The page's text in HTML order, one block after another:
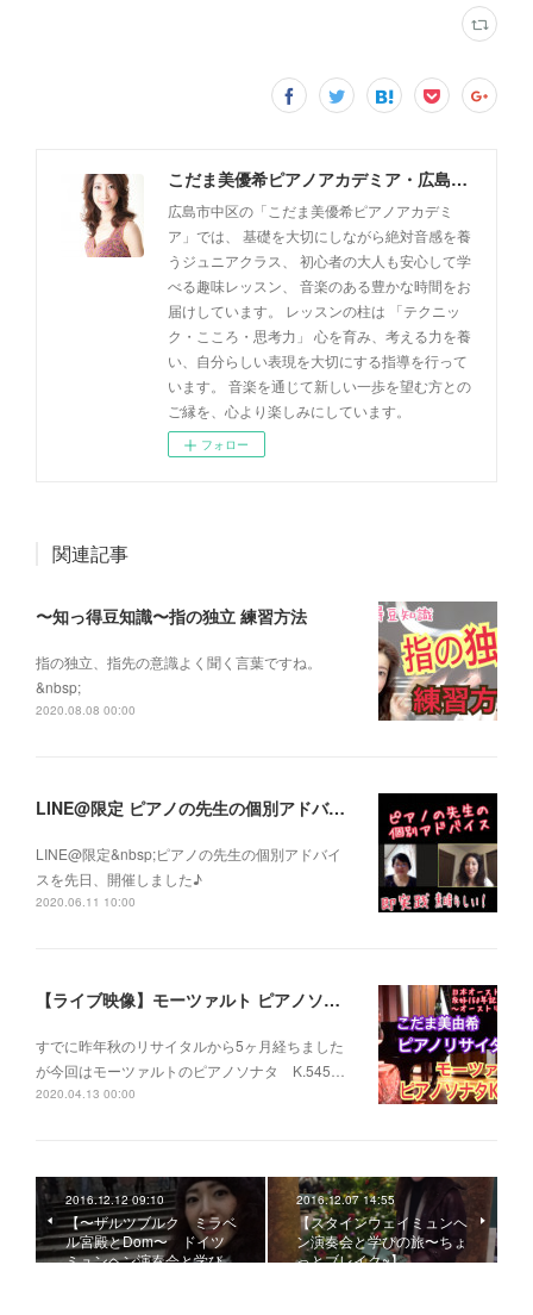
こだま美優希ピアノアカデミア・広島市中区
広島市中区の「こだま美優希ピアノアカデミ
ア」では、 基礎を大切にしながら絶対音感を養
うジュニアクラス、 初心者の大人も安心して学
べる趣味レッスン、 音楽のある豊かな時間をお
届けしています。 レッスンの柱は 「テクニッ
ク・こころ・思考力」 心を育み、考える力を養
い、自分らしい表現を大切にする指導を行って
います。 音楽を通じて新しい一歩を望む方との
ご縁を、心より楽しみにしています。
フォロー
関連記事
〜知っ得豆知識〜指の独立 練習方法
指の独立、指先の意識よく聞く言葉ですね。
&nbsp;
2020.08.08 00:00
LINE@限定 ピアノの先生の個別アドバイス開催しました
LINE@限定&nbsp;ピアノの先生の個別アドバイ
スを先日、開催しました♪
2020.06.11 10:00
【ライブ映像】モーツァルト ピアノソナタ K.545 こだま美由希ピアノリサイタルより
すでに昨年秋のリサイタルから5ヶ月経ちました
が今回はモーツァルトのピアノソナタ K.545…
2020.04.13 00:00
2016.12.12 09:10
【〜ザルツブルク ミラベ
ル宮殿とDom〜 ドイツ
ミュンヘン演奏会と学び…
2016.12.07 14:55
【スタインウェイミュンヘ
ン演奏会と学びの旅〜ちょ
っとブレイク~】